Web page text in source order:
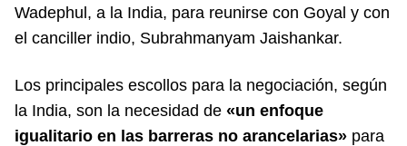
Wadephul, a la India, para reunirse con Goyal y con
el canciller indio, Subrahmanyam Jaishankar.
Los principales escollos para la negociación, según
la India, son la necesidad de «un enfoque
igualitario en las barreras no arancelarias» para